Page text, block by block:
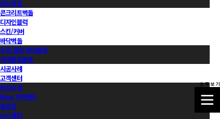
모노타일
콘크리트벽돌
디자인블럭
스킨/커버
바닥벽돌
수입 점토 바닥블럭
국내점토블록
시공사례
고객센터
회사소개
Now 브릭랜드
동영상
뉴스레터
모 두 보 기